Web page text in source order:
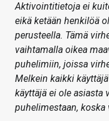
Aktivointitietoja ei
eikä ketään henkilöä
perusteella. Tämä
vaihtamalla oikea
puhelimiin, joissa
Melkein kaikki
käyttäjä ei ole asiasta
puhelimestaan,